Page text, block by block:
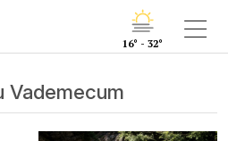
16° - 32°
Vademecum